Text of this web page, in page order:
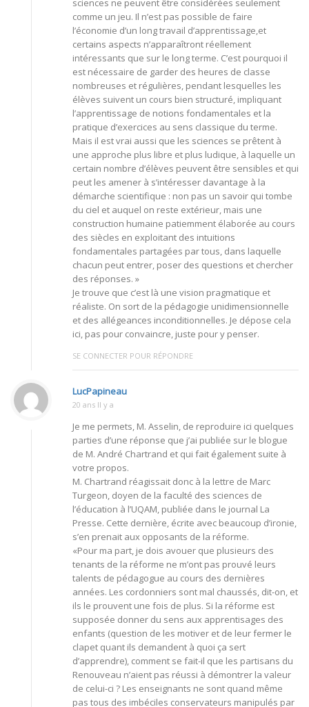
sciences ne peuvent être considérées seulement
comme un jeu. Il n’est pas possible de faire
l’économie d’un long travail d’apprentissage,et
certains aspects n’apparaîtront réellement
intéressants que sur le long terme. C’est pourquoi il
est nécessaire de garder des heures de classe
nombreuses et régulières, pendant lesquelles les
élèves suivent un cours bien structuré, impliquant
l’apprentissage de notions fondamentales et la
pratique d’exercices au sens classique du terme.
Mais il est vrai aussi que les sciences se prêtent à
une approche plus libre et plus ludique, à laquelle un
certain nombre d’élèves peuvent être sensibles et qui
peut les amener à s’intéresser davantage à la
démarche scientifique : non pas un savoir qui tombe
du ciel et auquel on reste extérieur, mais une
construction humaine patiemment élaborée au cours
des siècles en exploitant des intuitions
fondamentales partagées par tous, dans laquelle
chacun peut entrer, poser des questions et chercher
des réponses. »
Je trouve que c’est là une vision pragmatique et
réaliste. On sort de la pédagogie unidimensionnelle
et des allégeances inconditionnelles. Je dépose cela
ici, pas pour convaincre, juste pour y penser.
SE CONNECTER POUR RÉPONDRE
LucPapineau
20 ans Il y a
Je me permets, M. Asselin, de reproduire ici quelques
parties d’une réponse que j’ai publiée sur le blogue
de M. André Chartrand et qui fait également suite à
votre propos.
M. Chartrand réagissait donc à la lettre de Marc
Turgeon, doyen de la faculté des sciences de
l’éducation à l’UQAM, publiée dans le journal La
Presse. Cette dernière, écrite avec beaucoup d’ironie,
s’en prenait aux opposants de la réforme.
«Pour ma part, je dois avouer que plusieurs des
tenants de la réforme ne m’ont pas prouvé leurs
talents de pédagogue au cours des dernières
années. Les cordonniers sont mal chaussés, dit-on, et
ils le prouvent une fois de plus. Si la réforme est
supposée donner du sens aux apprentisages des
enfants (question de les motiver et de leur fermer le
clapet quant ils demandent à quoi ça sert
d’apprendre), comment se fait-il que les partisans du
Renouveau n’aient pas réussi à démontrer la valeur
de celui-ci ? Les enseignants ne sont quand même
pas tous des imbéciles conservateurs manipulés par